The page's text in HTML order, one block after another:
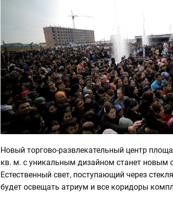
Новый торгово-развлекательный центр
кв. м. с уникальным дизайном станет новым
Естественный свет, поступающий через
будет освещать атриум и все коридоры